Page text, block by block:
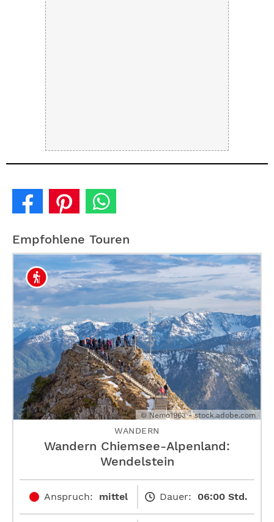
Empfohlene Touren
© Nemo1963 - stock.adobe.com
WANDERN
Wandern Chiemsee-Alpenland:
Wendelstein
Anspruch: mittel Dauer: 06:00 Std.